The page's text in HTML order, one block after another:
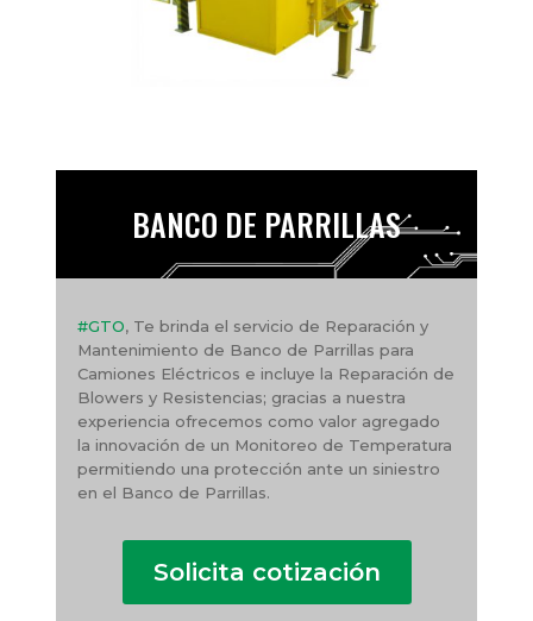
BANCO DE PARRILLAS
#GTO, Te brinda el servicio de Reparación y
Mantenimiento de Banco de Parrillas para
Camiones Eléctricos e incluye la Reparación de
Blowers y Resistencias; gracias a nuestra
experiencia ofrecemos como valor agregado
la innovación de un Monitoreo de Temperatura
permitiendo una protección ante un siniestro
en el Banco de Parrillas.
Solicita cotización